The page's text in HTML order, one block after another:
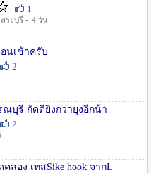
1
สระบุรี - 4 วัน
นเช้าครับ
2
บุรี กัดดียิ่งกว่ายุงอีกน้า
2
ลอง เทสSike hook จากL